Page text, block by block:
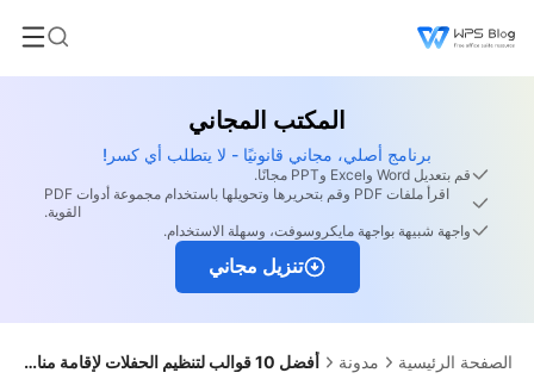
المكتب المجاني
برنامج أصلي، مجاني قانونيًا - لا يتطلب أي كسر!
قم بتعديل Word وExcel وPPT مجانًا.
اقرأ ملفات PDF وقم بتحريرها وتحويلها باستخدام مجموعة أدوات PDF
القوية.
واجهة شبيهة بواجهة مايكروسوفت، وسهلة الاستخدام.
تنزيل مجاني
الصفحة الرئيسية مدونة أفضل 10 قوالب لتنظيم الحفلات لإقامة مناسبات خالية من التوتر